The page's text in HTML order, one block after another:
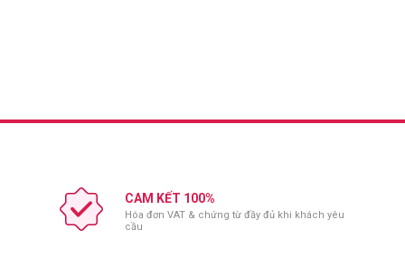
CAM KẾT 100%
Hóa đơn VAT & chứng từ đầy đủ khi khách yêu
cầu